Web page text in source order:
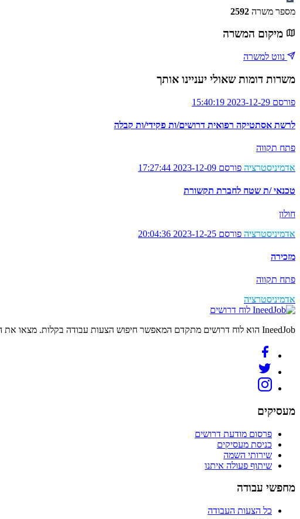
מספר משרה 2592
מיקום המשרה
נווט למשרה
משרות דומות שאולי יעניינו אותך
פורסם 2023-12-29 15:40:19
לרשת אסתטיקה רפואית דרושים/ות פקידי/ות קבלה
פתח תקווה
אדמיניסטרציה פורסם 2023-12-09 17:27:44
טכנאי /ת שטח לחברת תקשורת
חולון
אדמיניסטרציה פורסם 2023-12-25 20:04:36
מזכירה
פתח תקווה
אדמיניסטרציה
לוח דרושים
IneedJob הוא לוח דרושים מתקדם המאפשר חיפוש הצעות עבודה בקלות. מצאו את הקריירה החדשה שלכם היום.
מעסיקים
פרסום מודעת דרושים
כניסת מעסיקים
שירותי השמה
שיתוף פעולה איתנו
מחפשי עבודה
כל הצעות העבודה